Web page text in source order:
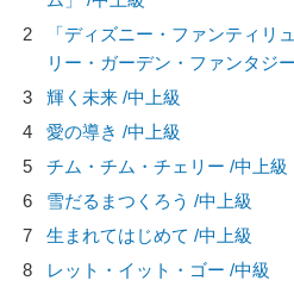
2
「ディズニー・ファンティリ
リー・ガーデン・ファンタジ
3
輝く未来 /中上級
4
愛の導き /中上級
5
チム・チム・チェリー /中上級
6
雪だるまつくろう /中上級
7
生まれてはじめて /中上級
8
レット・イット・ゴー /中級